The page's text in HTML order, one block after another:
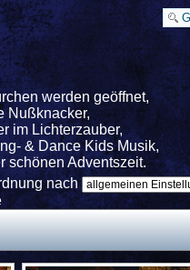
werden geöffnet,
Nußknacker,
im Lichterzauber,
& Dance Kids Musik,
schönen Adventszeit.
nach